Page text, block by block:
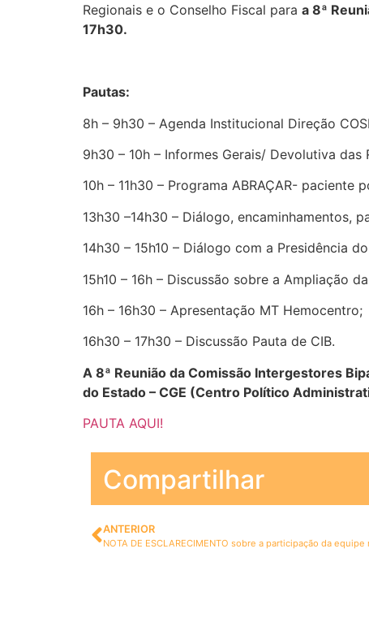
Regionais e o Conselho Fiscal para a 8ª
17h30.
Pautas:
8h – 9h30 – Agenda Institucional Direção
9h30 – 10h – Informes Gerais/ Devolutiva das
10h – 11h30 – Programa ABRAÇAR- paciente
13h30 –14h30 – Diálogo, encaminhamentos,
14h30 – 15h10 – Diálogo com a Presidência
15h10 – 16h – Discussão sobre a Ampliação
16h – 16h30 – Apresentação MT Hemocentro;
16h30 – 17h30 – Discussão Pauta de CIB.
A 8ª Reunião da Comissão Intergestores
do Estado – CGE (Centro Político
PAUTA AQUI!
Compartilhar
ANTERIOR